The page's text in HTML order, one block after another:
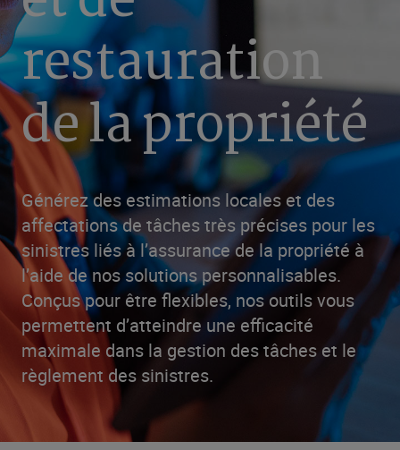
restauration
de la propriété
Générez des estimations locales et des
affectations de tâches très précises pour les
sinistres liés à l’assurance de la propriété à
l’aide de nos solutions personnalisables.
Conçus pour être flexibles, nos outils vous
permettent d’atteindre une efficacité
maximale dans la gestion des tâches et le
règlement des sinistres.